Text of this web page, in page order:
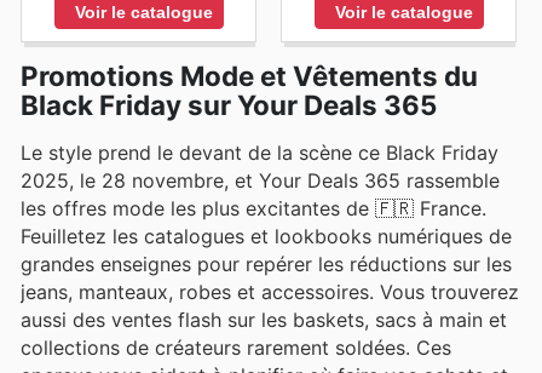
Voir le catalogue Voir le catalogue
Promotions Mode et Vêtements du
Black Friday sur Your Deals 365
Le style prend le devant de la scène ce Black Friday
2025, le 28 novembre, et Your Deals 365 rassemble
les offres mode les plus excitantes de 🇫🇷 France.
Feuilletez les catalogues et lookbooks numériques de
grandes enseignes pour repérer les réductions sur les
jeans, manteaux, robes et accessoires. Vous trouverez
aussi des ventes flash sur les baskets, sacs à main et
collections de créateurs rarement soldées. Ces